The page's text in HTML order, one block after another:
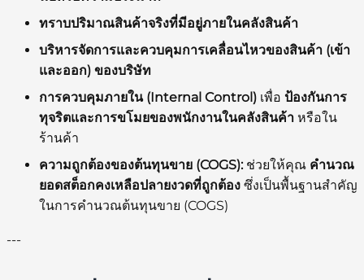
ทราบปริมาณสินค้าจริงที่มีอยู่ภายในคลังสินค้า
บริหารจัดการและควบคุมการเคลื่อนไหวของสินค้า (เข้า
และออก) ของบริษัท
การควบคุมภายใน (Internal Control) เพื่อ ป้องกันการ
ทุจริตและการขโมยของพนักงานในคลังสินค้า หรือใน
ร้านค้า
ความถูกต้องของต้นทุนขาย (COGS):ช่วยให้คุณ คำนวณ
ยอดสต็อกคงเหลือปลายงวดที่ถูกต้อง ซึ่งเป็นพื้นฐานสำคัญ
ในการคำนวณต้นทุนขาย (COGS)
---